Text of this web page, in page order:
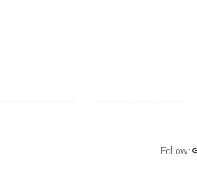
Follow: